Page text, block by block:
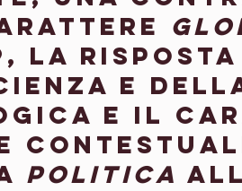
la risposta
e
e il
politica